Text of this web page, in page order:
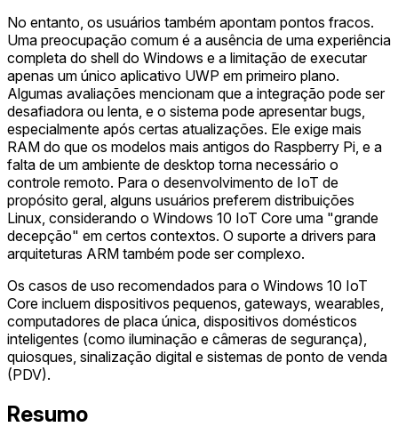
No entanto, os usuários também apontam pontos fracos.
Uma preocupação comum é a ausência de uma experiência
completa do shell do Windows e a limitação de executar
apenas um único aplicativo UWP em primeiro plano.
Algumas avaliações mencionam que a integração pode ser
desafiadora ou lenta, e o sistema pode apresentar bugs,
especialmente após certas atualizações. Ele exige mais
RAM do que os modelos mais antigos do Raspberry Pi, e a
falta de um ambiente de desktop torna necessário o
controle remoto. Para o desenvolvimento de IoT de
propósito geral, alguns usuários preferem distribuições
Linux, considerando o Windows 10 IoT Core uma "grande
decepção" em certos contextos. O suporte a drivers para
arquiteturas ARM também pode ser complexo.
Os casos de uso recomendados para o Windows 10 IoT
Core incluem dispositivos pequenos, gateways, wearables,
computadores de placa única, dispositivos domésticos
inteligentes (como iluminação e câmeras de segurança),
quiosques, sinalização digital e sistemas de ponto de venda
(PDV).
Resumo